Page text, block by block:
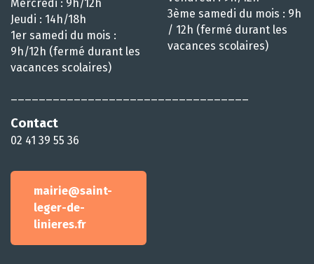
Mercredi : 9h/12h
Jeudi : 14h/18h
1er samedi du mois :
9h/12h (fermé durant les
vacances scolaires)
Contact
02 41 39 55 36
mairie@saint-
leger-de-
linieres.fr
3ème samedi du mois : 9h
/ 12h (fermé durant les
vacances scolaires)